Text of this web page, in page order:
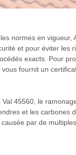
normes en
et pour éviter les
exacts. Pour
fournit un
45560, le
et les
par de